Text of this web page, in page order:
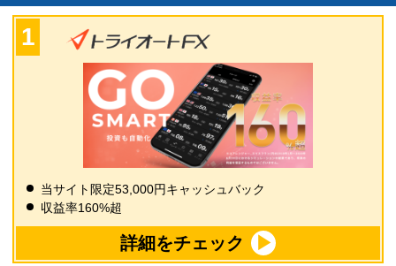
当サイト限定53,000円キャッシュバック
収益率160%超
詳細をチェック